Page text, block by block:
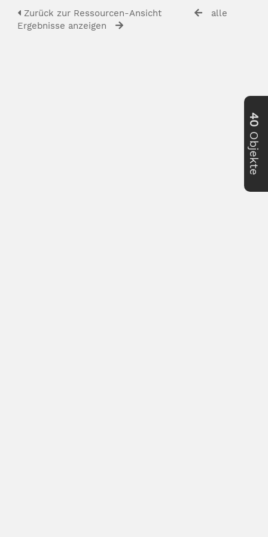
Zurück zur Ressourcen-Ansicht
alle
Ergebnisse anzeigen
40
Objekte